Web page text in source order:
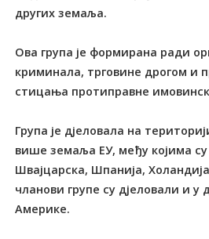
других земаља.
Ова група је формирана ради
криминала, трговине дрогом и
стицања протиправне
Група је дјеловала на
више земаља ЕУ, међу којима су
Швајцарска, Шпанија,
чланови групе су дјеловали и у
Америке.